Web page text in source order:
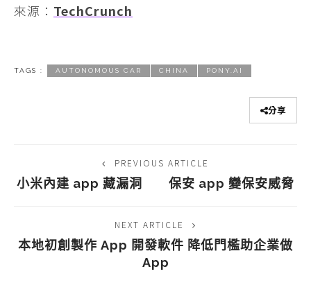
來源： TechCrunch
TAGS : AUTONOMOUS CAR CHINA PONY.AI
分享
PREVIOUS ARTICLE
小米內建 app 藏漏洞 保安 app 變保安威脅
NEXT ARTICLE
本地初創製作 App 開發軟件 降低門檻助企業做
App